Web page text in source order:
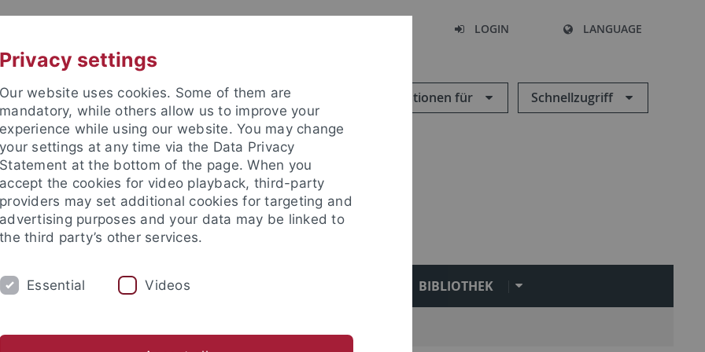
LOGIN LANGUAGE
Informationen für Schnellzugriff
Fakultät
INTERNATIONAL BIBLIOTHEK
Privacy settings
Our website uses cookies. Some of them are
mandatory, while others allow us to improve your
experience while using our website. You may change
your settings at any time via the Data Privacy
Statement at the bottom of the page. When you
accept the cookies for video playback, third-party
providers may set additional cookies for targeting and
advertising purposes and your data may be linked to
the third party’s other services.
Essential Videos